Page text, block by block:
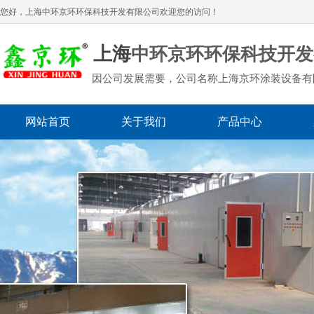
您好，上海中环京环环保科技开发有限公司 欢迎您的访问！
上海中环京环环保科技开
因公司发展需要，公司名称上海京环涂装设备
网站首页 关于我们 产品中心